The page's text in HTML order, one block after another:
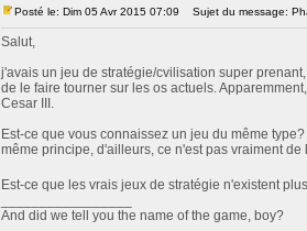
Posté le: Dim 05 Avr 2015 07:09 Sujet du message:
Salut,
j'avais un jeu de stratégie/cvilisation super
de le faire tourner sur les os actuels.
Cesar III.
Est-ce que vous connaissez un jeu du même
même principe, d'ailleurs, ce n'est pas vraiment
Est-ce que les vrais jeux de stratégie n'existent
And did we tell you the name of the game, boy?